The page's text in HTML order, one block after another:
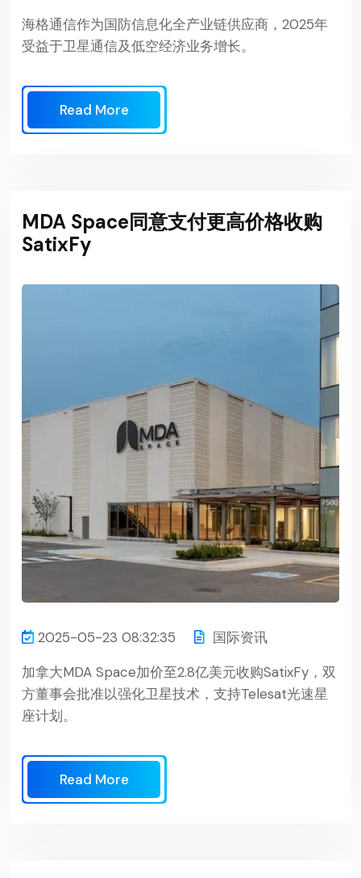
海格通信作为国防信息化全产业链供应商，2025年
受益于卫星通信及低空经济业务增长。
Read More
MDA Space同意支付更高价格收购
SatixFy
2025-05-23 08:32:35
国际资讯
加拿大MDA Space加价至2.8亿美元收购SatixFy，双
方董事会批准以强化卫星技术，支持Telesat光速星
座计划。
Read More